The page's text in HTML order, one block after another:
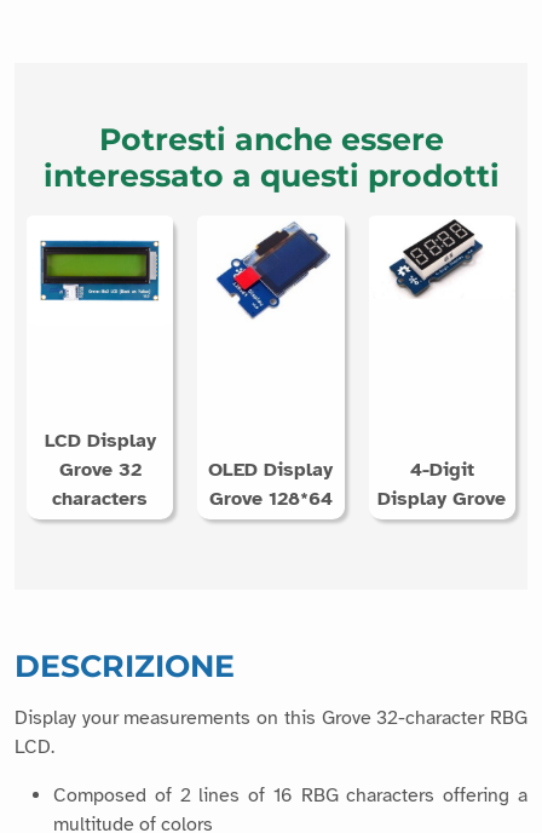
Potresti anche essere
interessato a questi prodotti
LCD Display
Grove 32
characters
OLED Display
Grove 128*64
4-Digit
Display Grove
DESCRIZIONE
Display your measurements on this Grove 32-character RBG
LCD.
Composed of 2 lines of 16 RBG characters offering a
multitude of colors